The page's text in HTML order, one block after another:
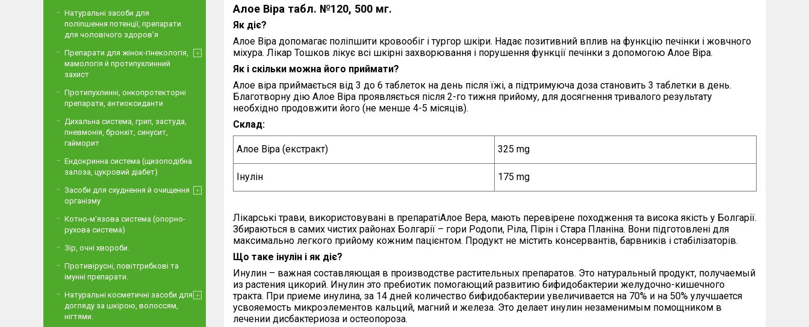
Алое Віра табл. №120, 500 мг.
Як діє?
Алое Віра допомагає поліпшити кровообіг і тургор шкіри. Надає позитивний вплив на функцію печінки і жовчного
міхура. Лікар Тошков лікує всі шкірні захворювання і порушення функції печінки з допомогою Алое Віра.
Як і скільки можна його приймати?
Алое віра приймається від 3 до 6 таблеток на день після їжі, а підтримуюча доза становить 3 таблетки в день.
Благотворну дію Алое Віра проявляється після 2-го тижня прийому, для досягнення тривалого результату
необхідно продовжити його (не менше 4-5 місяців).
Склад:
Алое Віра (екстракт) 325 mg
Інулін 175 mg
Лікарські трави, використовувані в препаратіАлое Вера, мають перевірене походження та висока якість у Болгарії.
Збираються в самих чистих районах Болгарії – гори Родопи, Ріла, Пірін і Стара Планіна. Вони підготовлені для
максимально легкого прийому кожним пацієнтом. Продукт не містить консервантів, барвників і стабілізаторів.
Що таке інулін і як діє?
Инулин – важная составляющая в производстве растительных препаратов. Это натуральный продукт, получаемый
из растения цикорий. Инулин это пребиотик помогающий развитию бифидобактерии желудочно-кишечного
тракта. При приеме инулина, за 14 дней количество бифидобактерии увеличивается на 70% и на 50% улучшается
усвояемость микроэлементов кальций, магний и железа. Это делает инулин незаменимым помощником в
лечении дисбактериоза и остеопороза.
Натуральні засоби для
поліпшення потенції, препарати
для чоловічого здоров'я
Препарати для жінок-гінекологія,
мамологія й протипухлинний
захист
Протипухлинні, онкопротекторні
препарати, антиоксиданти
Дихальна система, грип, застуда,
пневмонія, бронхіт, синусит,
гайморит
Ендокринна система (щизоподібна
залоза, цукровий діабет)
Засоби для схуднення й очищення
організму
Котно-м'язова система (опорно-
рухова система)
Зір, очні хвороби.
Противірусні, повітгрибкові та
імунні препарати.
Натуральні косметичні засоби для
догляду за шкірою, волоссям,
нігтями.